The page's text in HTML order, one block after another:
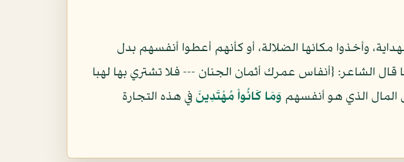
وأخذوا مكانها الضلالة، أو كأنهم أعطوا أنفسهم بدل
قال الشاعر: {أنفاس عمرك أثمان الجنان --- فلا تشتري بها لهبا
المال الذي هو أنفسهم وَمَا كَانُواْ مُهْتَدِينَ في هذه التجارة